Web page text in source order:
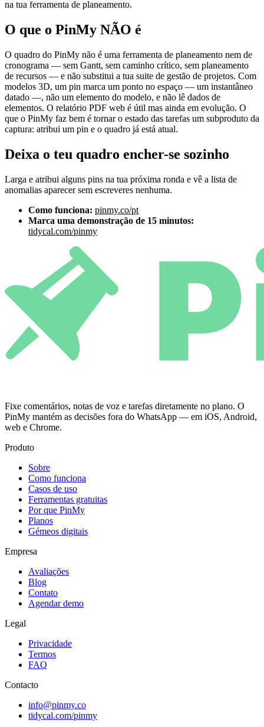
na tua ferramenta de planeamento.
O que o PinMy NÃO é
O quadro do PinMy não é uma ferramenta de planeamento nem de
cronograma — sem Gantt, sem caminho crítico, sem planeamento
de recursos — e não substitui a tua suite de gestão de projetos. Com
modelos 3D, um pin marca um ponto no espaço — um instantâneo
datado —, não um elemento do modelo, e não lê dados de
elementos. O relatório PDF web é útil mas ainda em evolução. O
que o PinMy faz bem é tornar o estado das tarefas um subproduto da
captura: atribui um pin e o quadro já está atual.
Deixa o teu quadro encher-se sozinho
Larga e atribui alguns pins na tua próxima ronda e vê a lista de
anomalias aparecer sem escreveres nenhuma.
Como funciona: pinmy.co/pt
Marca uma demonstração de 15 minutos:
tidycal.com/pinmy
Fixe comentários, notas de voz e tarefas diretamente no plano. O
PinMy mantém as decisões fora do WhatsApp — em iOS, Android,
web e Chrome.
Produto
Sobre
Como funciona
Casos de uso
Ferramentas gratuitas
Por que PinMy
Planos
Gémeos digitais
Empresa
Avaliações
Blog
Contato
Agendar demo
Legal
Privacidade
Termos
FAQ
Contacto
info@pinmy.co
tidycal.com/pinmy